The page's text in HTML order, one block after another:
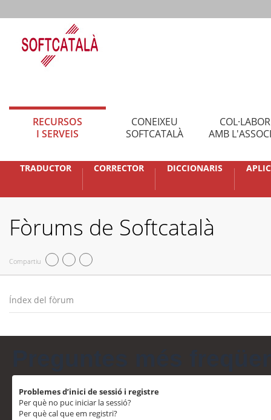
RECURSOS
I SERVEIS
CONEIXEU
SOFTCATALÀ
AMB
TRADUCTOR CORRECTOR DICCIONARIS
Fòrums de Softcatalà
Compartiu
Índex del fòrum
Problemes d’inici de sessió i registre
Per què no puc iniciar la sessió?
Per què cal que em registri?